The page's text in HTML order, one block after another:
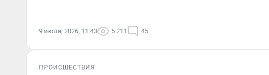
9 июля, 2026, 11:43 5 211 45
ПРОИСШЕСТВИЯ